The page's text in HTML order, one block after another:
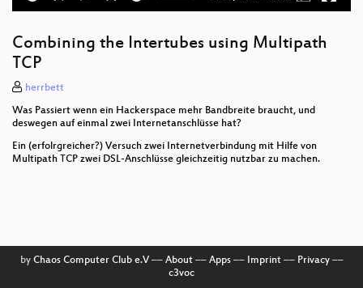
Combining the Intertubes using Multipath
TCP
herrbett
Was Passiert wenn ein Hackerspace mehr Bandbreite braucht, und
deswegen auf einmal zwei Internetanschlüsse hat?
Ein (erfolrgreicher?) Versuch zwei Internetverbindung mit Hilfe von
Multipath TCP zwei DSL-Anschlüsse gleichzeitig nutzbar zu machen.
by Chaos Computer Club e.V–– About–– Apps–– Imprint–– Privacy––
c3voc